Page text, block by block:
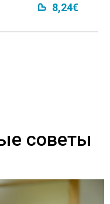
8,24€
советы